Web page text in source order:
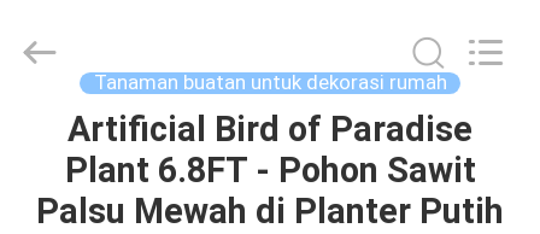
RUMAH
PRODUK
Factory.
Tanaman buatan untuk dekorasi rumah
Artificial Bird of Paradise
Plant 6.8FT - Pohon Sawit
Palsu Mewah di Planter Putih